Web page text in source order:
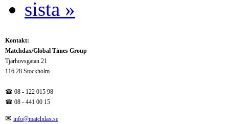
sista »
Kontakt:
Matchdax/Global Times Group
Tjärhovsgatan 21
116 28 Stockholm
☎ 08 - 122 015 98
☎ 08 - 441 00 15
✉ info@matchdax.se